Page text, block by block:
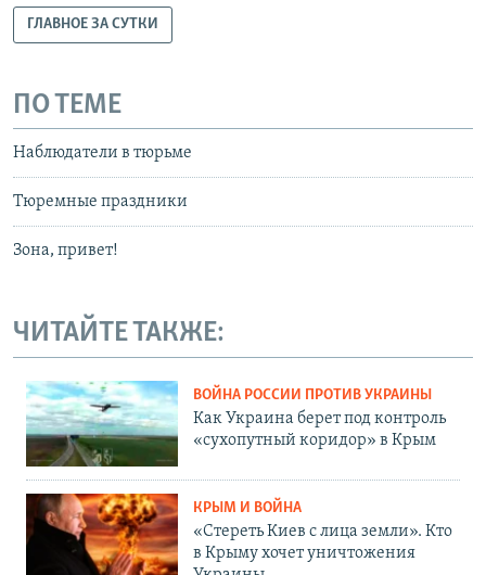
ГЛАВНОЕ ЗА СУТКИ
ПО ТЕМЕ
Наблюдатели в тюрьме
Тюремные праздники
Зона, привет!
ЧИТАЙТЕ ТАКЖЕ:
ВОЙНА РОССИИ ПРОТИВ УКРАИНЫ
Как Украина берет под контроль
«сухопутный коридор» в Крым
КРЫМ И ВОЙНА
«Стереть Киев с лица земли». Кто
в Крыму хочет уничтожения